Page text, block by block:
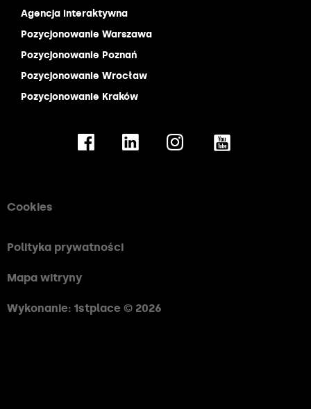
Agencja interaktywna
Pozycjonowanie Warszawa
Pozycjonowanie Poznań
Pozycjonowanie Wrocław
Pozycjonowanie Kraków
Cookies
Polityka prywatności
Mapa witryny
Wykonanie: 1stplace © 2026